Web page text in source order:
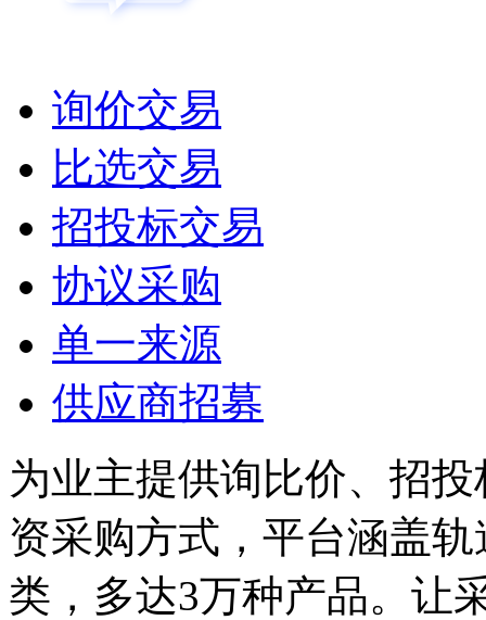
询价交易
比选交易
招投标交易
协议采购
单一来源
供应商招募
为业主提供询比价、招
资采购方式，平台涵盖
类，多达3万种产品。让